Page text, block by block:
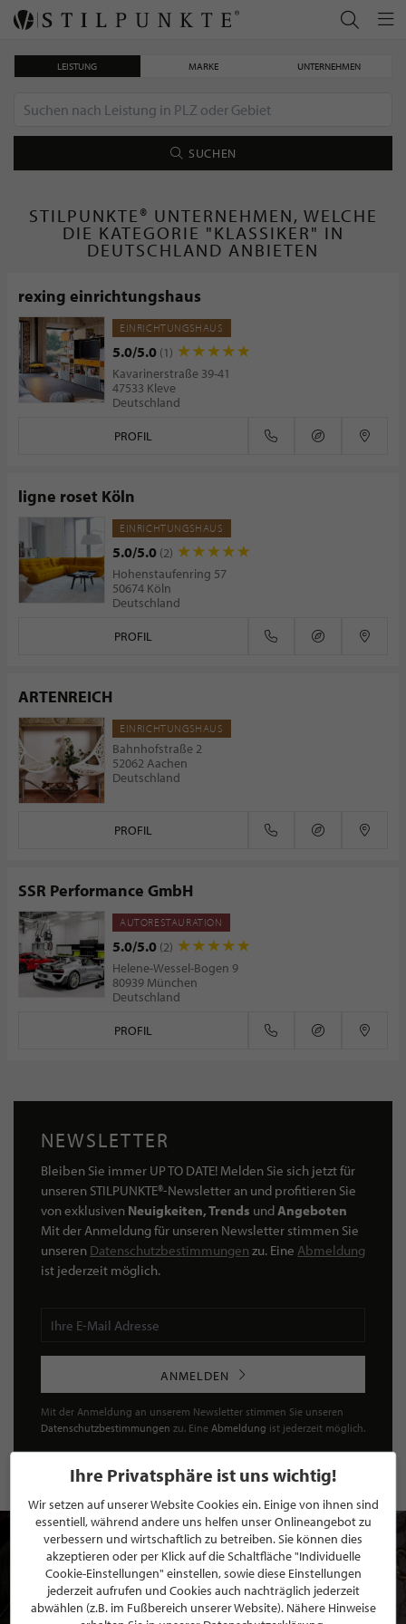
LEISTUNG MARKE UNTERNEHMEN
SUCHEN
STILPUNKTE® UNTERNEHMEN, WELCHE
DIE KATEGORIE "KLASSIKER" IN
DEUTSCHLAND ANBIETEN
rexing einrichtungshaus
EINRICHTUNGSHAUS
5.0/5.0 (1)
Kavarinerstraße 39-41
47533 Kleve
Deutschland
PROFIL
ligne roset Köln
EINRICHTUNGSHAUS
5.0/5.0 (2)
Hohenstaufenring 57
50674 Köln
Deutschland
PROFIL
ARTENREICH
EINRICHTUNGSHAUS
Bahnhofstraße 2
52062 Aachen
Deutschland
PROFIL
SSR Performance GmbH
AUTORESTAURATION
5.0/5.0 (2)
Helene-Wessel-Bogen 9
80939 München
Deutschland
PROFIL
NEWSLETTER
Bleiben Sie immer UP TO DATE! Melden Sie sich jetzt für
unseren STILPUNKTE®-Newsletter an und profitieren Sie
von exklusiven Neuigkeiten, Trends undAngeboten
Mit der Anmeldung für unseren Newsletter stimmen Sie
unseren Datenschutzbestimmungen zu. Eine Abmeldung
ist jederzeit möglich.
ANMELDEN
Mit der Anmeldung an unserem Newsletter stimmen Sie unseren
Datenschutzbestimmungen zu. Eine Abmeldung ist jederzeit möglich.
Ihre Privatsphäre ist uns wichtig!
Wir setzen auf unserer Website Cookies ein. Einige von ihnen sind
essentiell, während andere uns helfen unser Onlineangebot zu
verbessern und wirtschaftlich zu betreiben. Sie können dies
akzeptieren oder per Klick auf die Schaltfläche "Individuelle
Cookie-Einstellungen" einstellen, sowie diese Einstellungen
jederzeit aufrufen und Cookies auch nachträglich jederzeit
abwählen (z.B. im Fußbereich unserer Website). Nähere Hinweise